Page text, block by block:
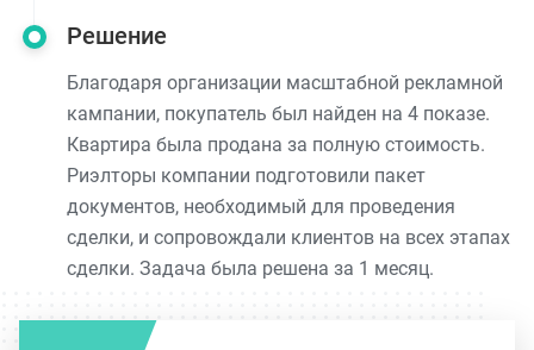
Решение
Благодаря организации масштабной рекламной
кампании, покупатель был найден на 4 показе.
Квартира была продана за полную стоимость.
Риэлторы компании подготовили пакет
документов, необходимый для проведения
сделки, и сопровождали клиентов на всех этапах
сделки. Задача была решена за 1 месяц.